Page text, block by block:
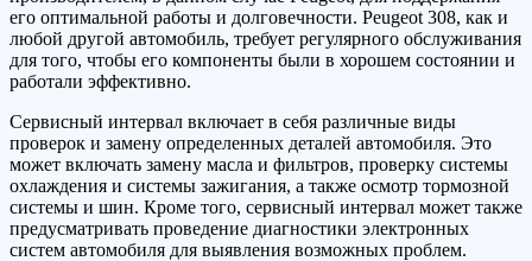
его оптимальной работы и долговечности. Peugeot 308, как и
любой другой автомобиль, требует регулярного обслуживания
для того, чтобы его компоненты были в хорошем состоянии и
работали эффективно.
Сервисный интервал включает в себя различные виды
проверок и замену определенных деталей автомобиля. Это
может включать замену масла и фильтров, проверку системы
охлаждения и системы зажигания, а также осмотр тормозной
системы и шин. Кроме того, сервисный интервал может также
предусматривать проведение диагностики электронных
систем автомобиля для выявления возможных проблем.